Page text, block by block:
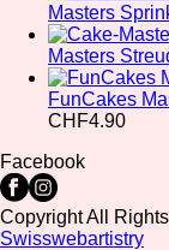
Masters
Masters
FunCakes
CHF4.90
Facebook
Copyright All
Swisswebartistry